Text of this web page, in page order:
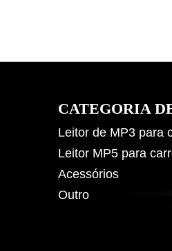
CATEGORIA
Leitor de MP3 para
Leitor MP5 para
Acessórios
Outro